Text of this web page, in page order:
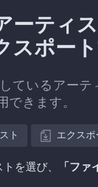
ーティ
スポー
ているアー
できます。
ト エクスポ
を選び、 「ファ